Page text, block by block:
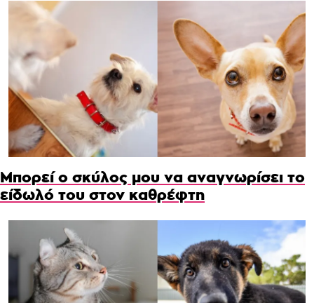
Μπορεί ο σκύλος μου να αναγνωρίσει το
είδωλό του στον καθρέφτη